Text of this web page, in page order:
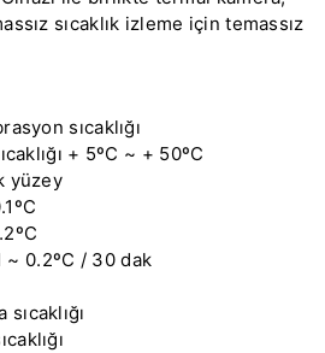
sıcaklık izleme için temassız
sıcaklığı
+ 5ºC ~ + 50ºC
yüzey
~ 0.2ºC / 30 dak